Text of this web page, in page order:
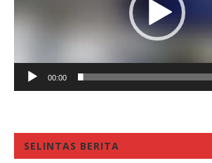
00:00
SELINTAS BERITA